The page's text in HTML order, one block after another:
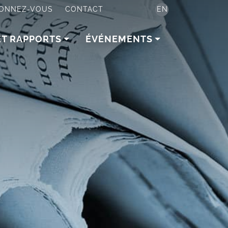
VOUS CONTACT EN
RAPPORTS ÉVÉNEMENTS